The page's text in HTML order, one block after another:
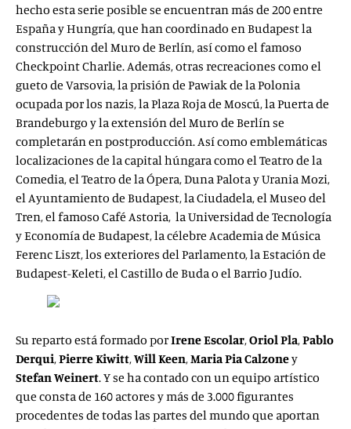
hecho esta serie posible se encuentran más de 200 entre
España y Hungría, que han coordinado en Budapest la
construcción del Muro de Berlín, así como el famoso
Checkpoint Charlie. Además, otras recreaciones como el
gueto de Varsovia, la prisión de Pawiak de la Polonia
ocupada por los nazis, la Plaza Roja de Moscú, la Puerta de
Brandeburgo y la extensión del Muro de Berlín se
completarán en postproducción. Así como emblemáticas
localizaciones de la capital húngara como el Teatro de la
Comedia, el Teatro de la Ópera, Duna Palota y Urania Mozi,
el Ayuntamiento de Budapest, la Ciudadela, el Museo del
Tren, el famoso Café Astoria, la Universidad de Tecnología
y Economía de Budapest, la célebre Academia de Música
Ferenc Liszt, los exteriores del Parlamento, la Estación de
Budapest-Keleti, el Castillo de Buda o el Barrio Judío.
Su reparto está formado porIrene Escolar,Oriol Pla,Pablo
Derqui,Pierre Kiwitt,Will Keen,Maria Pia Calzoney
Stefan Weinert. Y se ha contado con un equipo artístico
que consta de 160 actores y más de 3.000 figurantes
procedentes de todas las partes del mundo que aportan